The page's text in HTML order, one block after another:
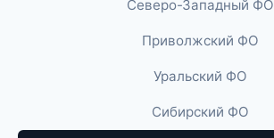
Северо-Западный ФО
Приволжский ФО
Уральский ФО
Сибирский ФО